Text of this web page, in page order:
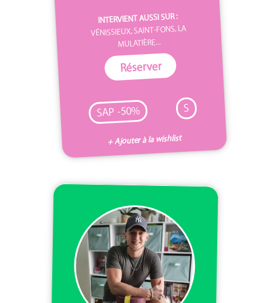
INTERVIENT AUSSI SUR :
VÉNISSIEUX, SAINT-FONS, LA
MULATIÈRE...
Réserver
SAP -50% S
+ Ajouter à la wishlist